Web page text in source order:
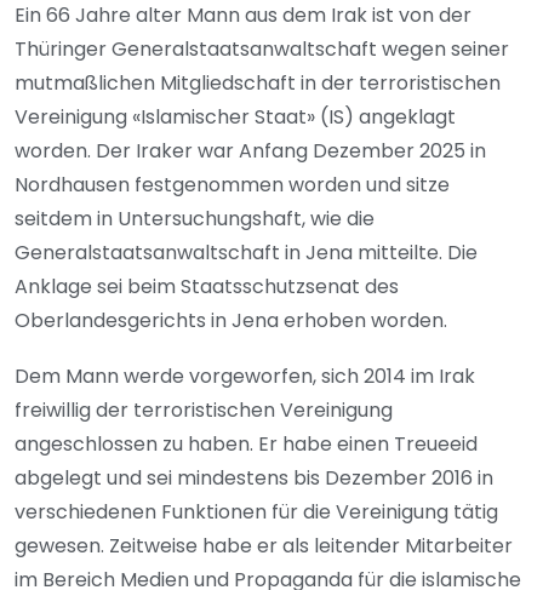
Ein 66 Jahre alter Mann aus dem Irak ist von der
Thüringer Generalstaatsanwaltschaft wegen seiner
mutmaßlichen Mitgliedschaft in der terroristischen
Vereinigung «Islamischer Staat» (IS) angeklagt
worden. Der Iraker war Anfang Dezember 2025 in
Nordhausen festgenommen worden und sitze
seitdem in Untersuchungshaft, wie die
Generalstaatsanwaltschaft in Jena mitteilte. Die
Anklage sei beim Staatsschutzsenat des
Oberlandesgerichts in Jena erhoben worden.
Dem Mann werde vorgeworfen, sich 2014 im Irak
freiwillig der terroristischen Vereinigung
angeschlossen zu haben. Er habe einen Treueeid
abgelegt und sei mindestens bis Dezember 2016 in
verschiedenen Funktionen für die Vereinigung tätig
gewesen. Zeitweise habe er als leitender Mitarbeiter
im Bereich Medien und Propaganda für die islamische